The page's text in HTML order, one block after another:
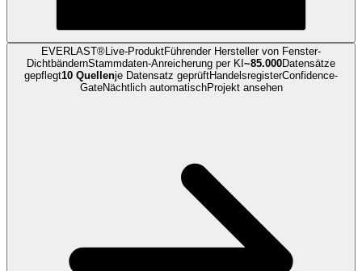
EVERLAST®Live-ProduktFührender Hersteller von Fenster-
DichtbändernStammdaten-Anreicherung per KI~85.000Datensätze
gepflegt10 Quellenje Datensatz geprüftHandelsregisterConfidence-
GateNächtlich automatischProjekt ansehen